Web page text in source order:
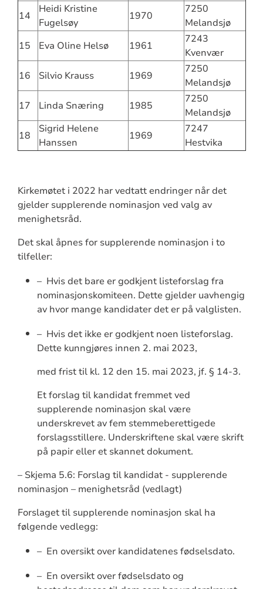
14
Heidi Kristine
Fugelsøy
1970
7250
Melandsjø
15
Eva Oline Helsø 1961
7243
Kvenvær
16
Silvio Krauss 1969
7250
Melandsjø
17
Linda Snæring 1985
7250
Melandsjø
18
Sigrid Helene
Hanssen
1969
7247
Hestvika
Kirkemøtet i 2022 har vedtatt endringer når det
gjelder supplerende nominasjon ved valg av
menighetsråd.
Det skal åpnes for supplerende nominasjon i to
tilfeller:
– Hvis det bare er godkjent listeforslag fra
nominasjonskomiteen. Dette gjelder uavhengig
av hvor mange kandidater det er på valglisten.
– Hvis det ikke er godkjent noen listeforslag.
Dette kunngjøres innen 2. mai 2023,
med frist til kl. 12 den 15. mai 2023, jf. § 14-3.
Et forslag til kandidat fremmet ved
supplerende nominasjon skal være
underskrevet av fem stemmeberettigede
forslagsstillere. Underskriftene skal være skrift
på papir eller et skannet dokument.
– Skjema 5.6: Forslag til kandidat - supplerende
nominasjon – menighetsråd (vedlagt)
Forslaget til supplerende nominasjon skal ha
følgende vedlegg:
– En oversikt over kandidatenes fødselsdato.
– En oversikt over fødselsdato og